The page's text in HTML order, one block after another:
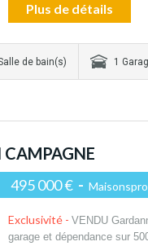
Plus de détails
de bain(s) 1
CAMPAGNE
495 000 € -
Exclusivité - VENDU
garage et dépendance sur